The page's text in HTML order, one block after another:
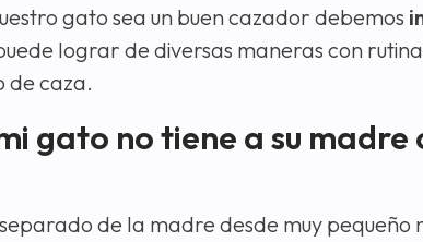
gato sea un buen cazador debemos
lograr de diversas maneras con
de caza.
gato no tiene a su
de la madre desde muy pequeño